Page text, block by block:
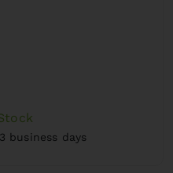
business days